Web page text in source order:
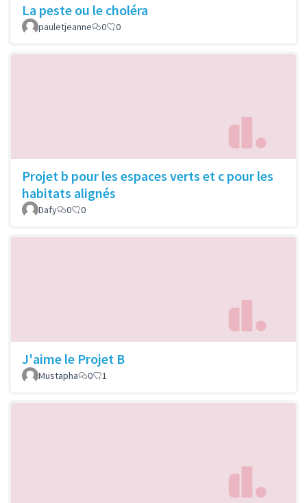
La peste ou le choléra
pauletjeanne 0 0
Projet b pour les espaces verts et c pour les
habitats alignés
Dafy 0 0
J'aime le Projet B
Mustapha 0 1